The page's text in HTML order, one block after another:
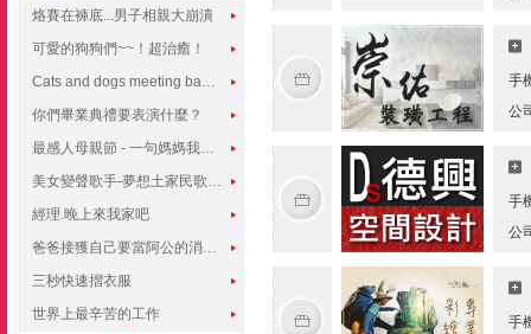
烙賽在褲底...男子相親大崩潰
可愛的狗狗們~~！超治癒！
Cats and dogs meeting babies for the first time
你們畢業典禮要表演什麼？
最感人母親節 - 一句媽媽我愛你
美女變聲歌手-夢想土家民歌傳遍世界
經理.晚上來我家吧
爸爸接獲自己要當阿公的消息，反應史上最可愛!!!
三秒快速摺衣服
世界上最辛苦的工作
手
公
手
公
手